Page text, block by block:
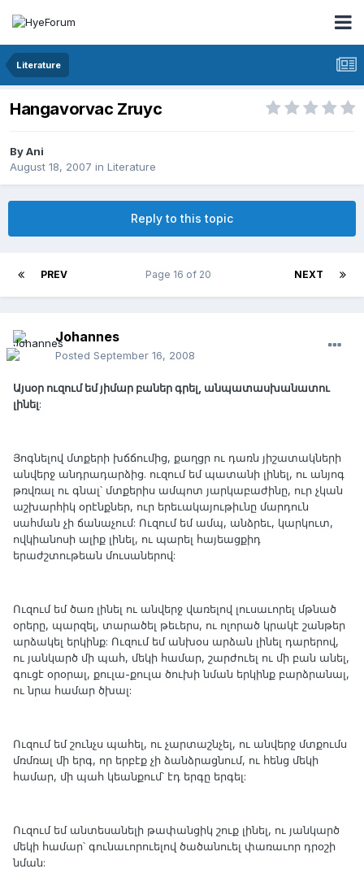
Literature
Hangavorvac Zruyc
ByAni
August 18, 2007 in Literature
Reply to this topic
PREV NEXT
Page 16 of 20
Johannes
Posted September 16, 2008
Այսօր ուզում եմ յիմար բաներ գրել, անպատասխանատու
լինել:
Յոգնելով մտքերի խճճումից, քաղցր ու դառն յիշատակների
անվերջ անդրադարձից. ուզում եմ պատանի լինել, ու անյոգ
թռվռալ ու գնալ՝ մտքերիս ամպոտ յարկաբաժինը, ուր չկան
աշխարհիկ օրէնքներ, ուր երեւակայութիւնը մարդուն
սահման չի ճանաչում: Ուզում եմ ամպ, անձրեւ, կարկուտ,
ովկիանոսի ալիք լինել, ու պարել հայեացքիդ
երաժշտութեան մուսաներով:
Ուզում եմ ծառ լինել ու անվերջ վառելով լուսաւորել մթնած
օրերը, պարզել, տարածել թեւերս, ու ոլորած կրակէ շանթեր
արձակել երկինք: Ուզում եմ անխօս արձան լինել դարերով,
ու յանկարծ մի պահ, մեկի համար, շարժուել ու մի բան անել,
գուցէ օրօրալ, քուլա-քուլա ծուխի նման երկինք բարձրանալ,
ու նրա համար ծխալ:
Ուզում եմ շունչս պահել, ու չարտաշնչել, ու անվերջ մտքումս
մռմռալ մի երգ, որ երբէք չի ձանձրացնում, ու հենց մեկի
համար, մի պահ կեանքում՝ էդ երգը երգել:
Ուզում եմ անտեսանելի թափանցիկ շուք լինել, ու յանկարծ
մեկի համար՝ գունաւորուելով ծածանուել փառաւոր դրօշի
նման: